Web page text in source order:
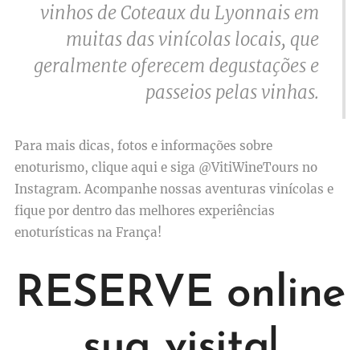
vinhos de Coteaux du Lyonnais em
muitas das vinícolas locais, que
geralmente oferecem degustações e
passeios pelas vinhas.
Para mais dicas, fotos e informações sobre
enoturismo, clique aqui e siga @VitiWineTours no
Instagram. Acompanhe nossas aventuras vinícolas e
fique por dentro das melhores experiências
enoturísticas na França!
RESERVE online